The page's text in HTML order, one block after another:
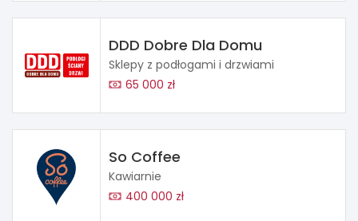
DDD Dobre Dla Domu
Sklepy z podłogami i drzwiami
65 000 zł
So Coffee
Kawiarnie
400 000 zł